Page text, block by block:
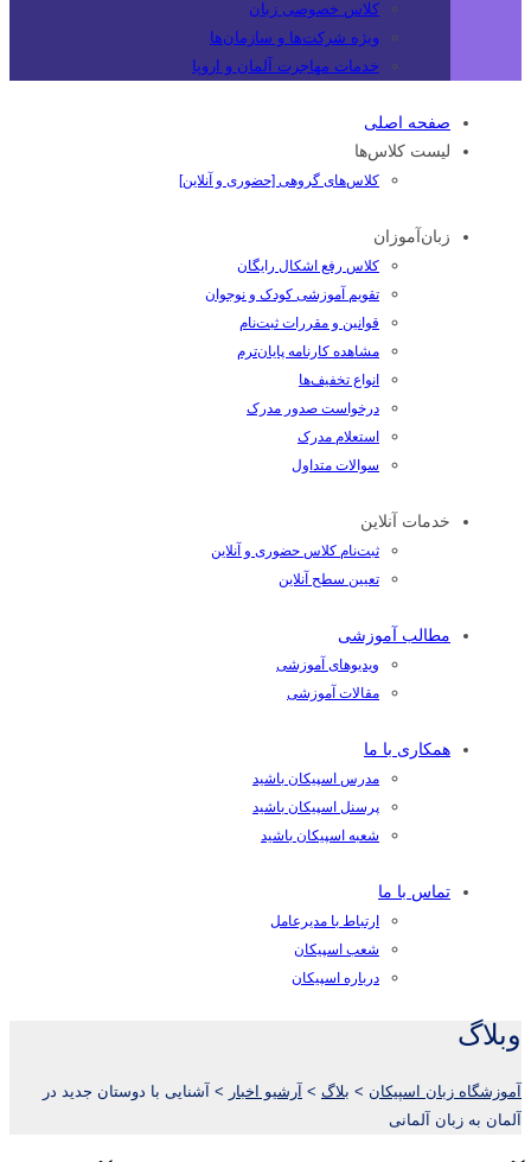
کلاس خصوصی زبان
ویژه شرکت‌ها و سازمان‌ها
خدمات مهاجرت آلمان و اروپا
صفحه اصلی
لیست کلاس‌ها
کلاس‌های گروهی [حضوری و آنلاین]
زبان‌آموزان
کلاس رفع اشکال رایگان
تقویم آموزشی کودک و نوجوان
قوانین و مقررات ثبت‌نام
مشاهده کارنامه پایان‌ترم
انواع تخفیف‌ها
درخواست صدور مدرک
استعلام مدرک
سوالات متداول
خدمات آنلاین
ثبت‌نام کلاس حضوری و آنلاین
تعیین سطح آنلاین
مطالب آموزشی
ویدیوهای آموزشی
مقالات آموزشی
همکاری با ما
مدرس اسپیکان باشید
پرسنل اسپیکان باشید
شعبه اسپیکان باشید
تماس با ما
ارتباط با مدیرعامل
شعب اسپیکان
درباره اسپیکان
وبلاگ
آموزشگاه زبان اسپیکان > بلاگ > آرشیو اخبار > آشنایی با دوستان جدید در
آلمان به زبان آلمانی